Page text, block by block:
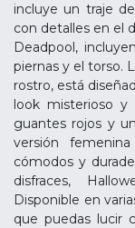
incluye un traje
con detalles en el
Deadpool,
piernas y el torso.
rostro, está
look misterioso y
guantes rojos y
versión
cómodos y
disfraces,
Disponible en
que puedas lucir